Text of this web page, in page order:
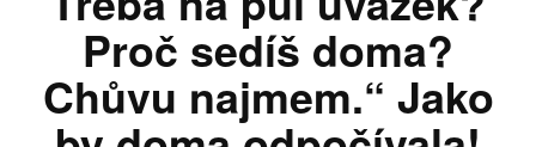
Proč sedíš doma?
Chůvu najmem.“ Jako